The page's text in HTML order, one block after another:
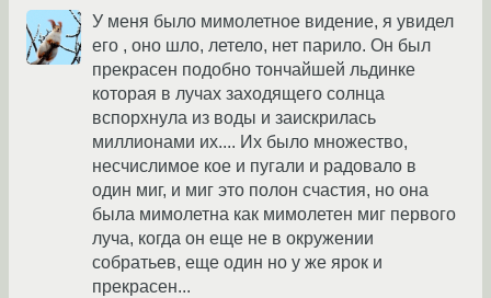
У меня было мимолетное видение, я увидел
его , оно шло, летело, нет парило. Он был
прекрасен подобно тончайшей льдинке
которая в лучах заходящего солнца
вспорхнула из воды и заискрилась
миллионами их.... Их было множество,
несчислимое кое и пугали и радовало в
один миг, и миг это полон счастия, но она
была мимолетна как мимолетен миг первого
луча, когда он еще не в окружении
собратьев, еще один но у же ярок и
прекрасен...